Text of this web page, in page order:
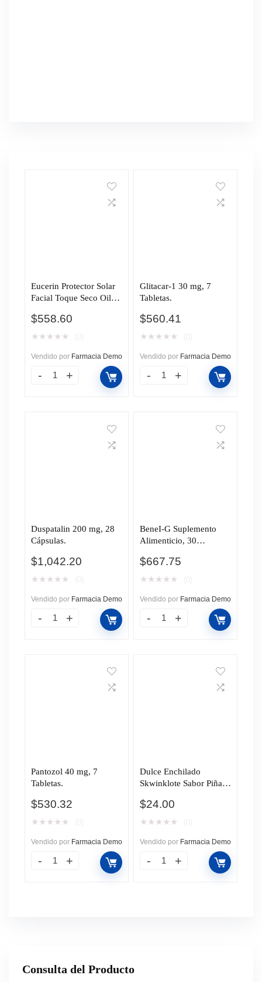
Eucerin Protector Solar
Facial Toque Seco Oil
$558.60
★ ★ ★ ★ ★
Vendido por Farmacia Demo
Glitacar-1 30 mg, 7
Tabletas.
$560.41
★ ★ ★ ★ ★
Vendido por Farmacia Demo
Duspatalin 200 mg, 28
Cápsulas.
$1,042.20
★ ★ ★ ★ ★
Vendido por Farmacia Demo
BeneI-G Suplemento
Alimenticio, 30
$667.75
★ ★ ★ ★ ★
Vendido por Farmacia Demo
Pantozol 40 mg, 7
Tabletas.
$530.32
★ ★ ★ ★ ★
Vendido por Farmacia Demo
Dulce Enchilado
Skwinklote Sabor Piña,
$24.00
★ ★ ★ ★ ★
Vendido por Farmacia Demo
Consulta del Producto